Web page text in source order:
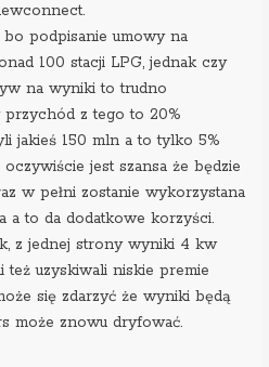
podpisanie umowy na
100 stacji LPG, jednak czy
na wyniki to trudno
przychód z tego to 20%
jakieś 150 mln a to tylko 5%
jest szansa że będzie
w pełni zostanie wykorzystana
a to da dodatkowe korzyści.
z jednej strony wyniki 4 kw
też uzyskiwali niskie premie
się zdarzyć że wyniki będą
może znowu dryfować.